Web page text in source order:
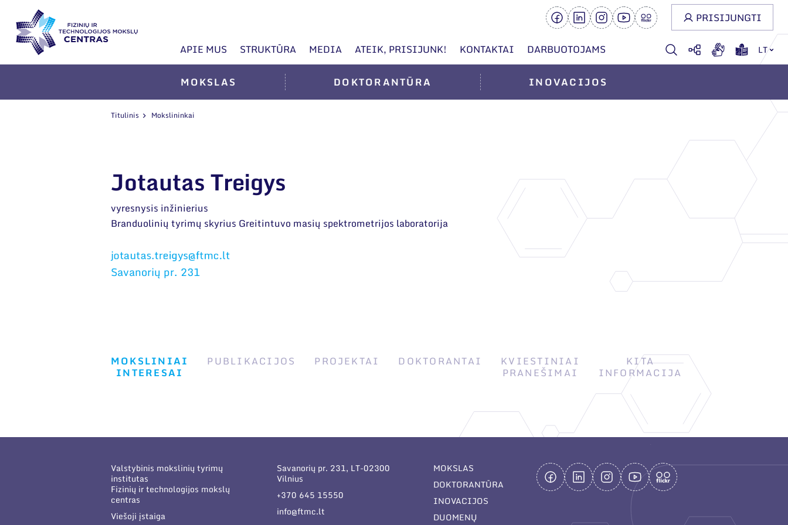
APIE MUS STRUKTŪRA MEDIA ATEIK, PRISIJUNK! KONTAKTAI DARBUOTOJAMS LT
PRISIJUNGTI
MOKSLAS DOKTORANTŪRA INOVACIJOS
Titulinis Mokslininkai
Jotautas Treigys
vyresnysis inžinierius
Branduolinių tyrimų skyrius Greitintuvo masių spektrometrijos laboratorija
Savanorių pr. 231
MOKSLINIAI
INTERESAI
PUBLIKACIJOS PROJEKTAI DOKTORANTAI KVIESTINIAI
PRANEŠIMAI
KITA
INFORMACIJA
Valstybinis mokslinių tyrimų
institutas
Fizinių ir technologijos mokslų
centras
Viešoji įstaiga
Savanorių pr. 231, LT-02300
Vilnius
+370 645 15550
info@ftmc.lt
MOKSLAS
DOKTORANTŪRA
INOVACIJOS
DUOMENŲ